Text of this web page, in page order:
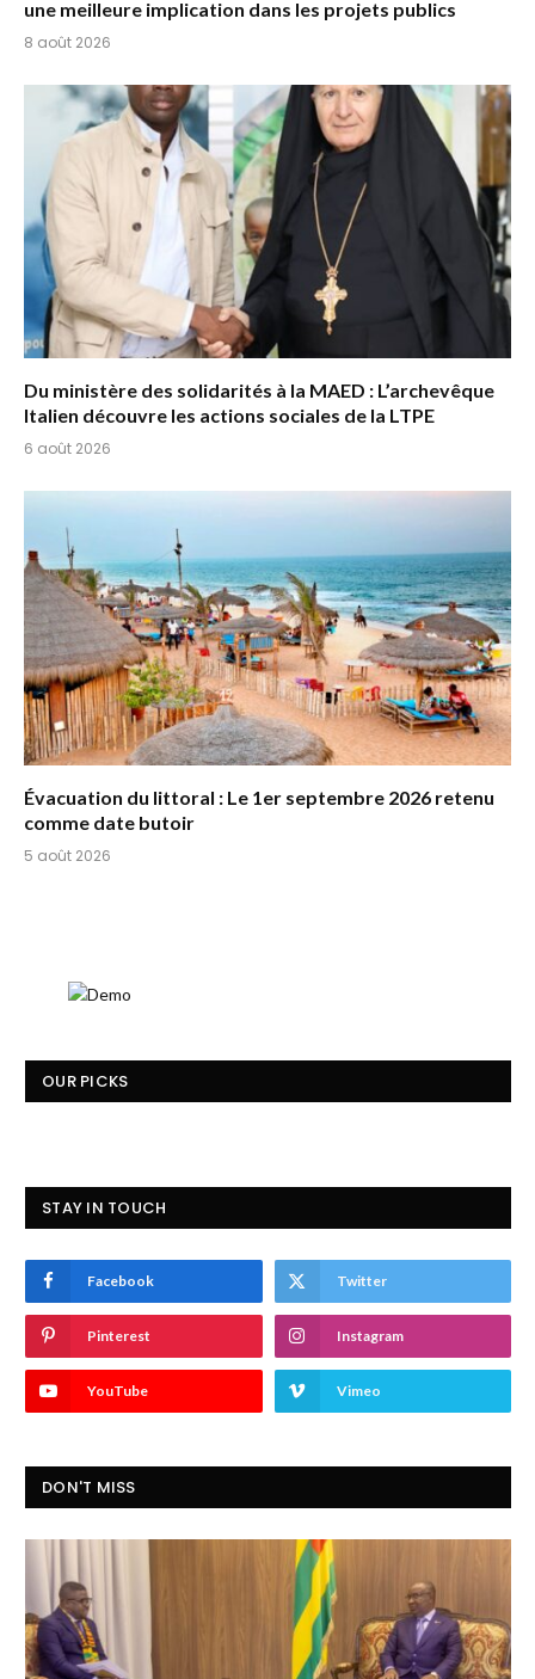
une meilleure implication dans les projets publics
8 août 2026
Du ministère des solidarités à la MAED : L’archevêque
Italien découvre les actions sociales de la LTPE
6 août 2026
Évacuation du littoral : Le 1er septembre 2026 retenu
comme date butoir
5 août 2026
OUR PICKS
STAY IN TOUCH
Facebook Twitter
Pinterest Instagram
YouTube Vimeo
DON'T MISS